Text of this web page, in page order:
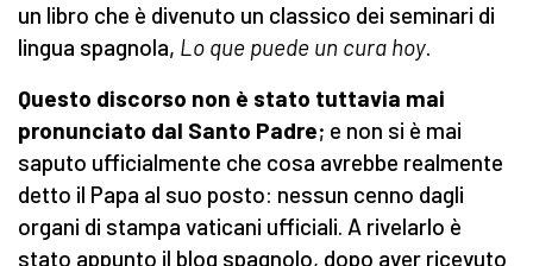
un libro che è divenuto un classico dei seminari di
lingua spagnola, Lo que puede un cura hoy.
Questo discorso non è stato tuttavia mai
pronunciato dal Santo Padre; e non si è mai
saputo ufficialmente che cosa avrebbe realmente
detto il Papa al suo posto: nessun cenno dagli
organi di stampa vaticani ufficiali. A rivelarlo è
stato appunto il blog spagnolo, dopo aver ricevuto